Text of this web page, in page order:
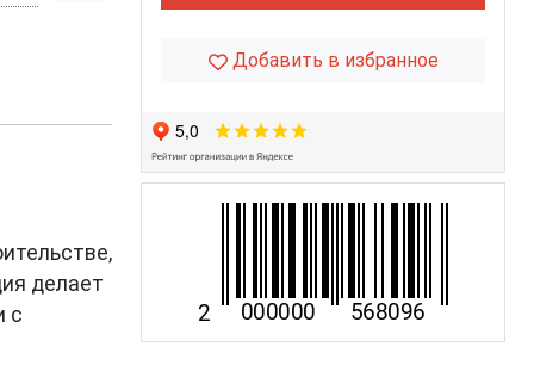
делает
с
Добавить в избранное